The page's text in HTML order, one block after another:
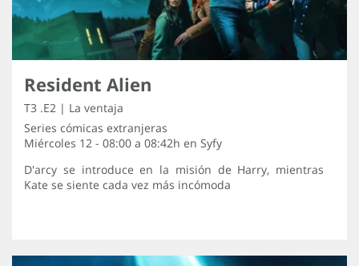
Resident Alien
T3 .E2 | La ventaja
Series cómicas extranjeras
Miércoles 12 - 08:00 a 08:42h en Syfy
D'arcy se introduce en la misión de Harry, mientras
Kate se siente cada vez más incómoda